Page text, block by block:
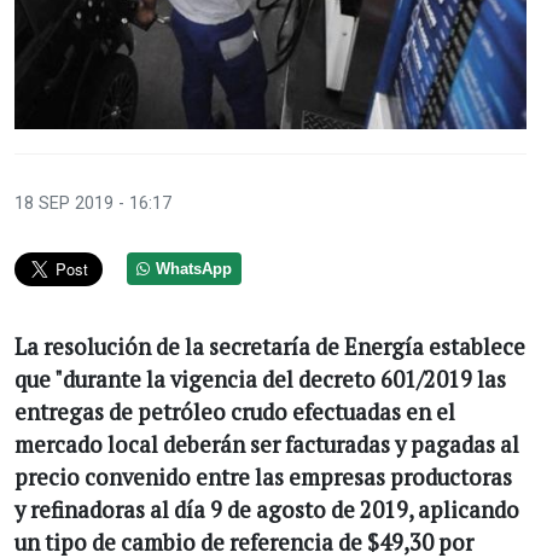
18 SEP 2019 - 16:17
WhatsApp
La resolución de la secretaría de Energía establece
que "durante la vigencia del decreto 601/2019 las
entregas de petróleo crudo efectuadas en el
mercado local deberán ser facturadas y pagadas al
precio convenido entre las empresas productoras
y refinadoras al día 9 de agosto de 2019, aplicando
un tipo de cambio de referencia de $49,30 por